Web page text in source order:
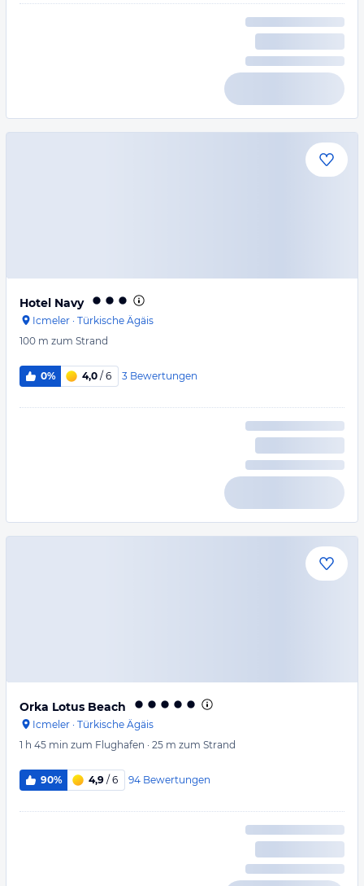
Hotel Navy
Icmeler · Türkische Ägäis
100 m zum Strand
0% 4,0 / 6 3 Bewertungen
Orka Lotus Beach
Icmeler · Türkische Ägäis
1 h 45 min zum Flughafen · 25 m zum Strand
90% 4,9 / 6 94 Bewertungen